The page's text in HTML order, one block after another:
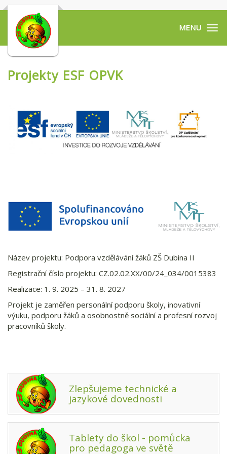
Projekty ESF OPVK
Název projektu: Podpora vzdělávání žáků ZŠ Dubina II
Registrační číslo projektu: CZ.02.02.XX/00/24_034/0015383
Realizace: 1. 9. 2025 – 31. 8. 2027
Projekt je zaměřen personální podporu školy, inovativní
výuku, podporu žáků a osobnostně sociální a profesní rozvoj
pracovníků školy.
Zlepšujeme technické a
jazykové dovednosti
Tablety do škol - pomůcka
pro pedagoga ve světě